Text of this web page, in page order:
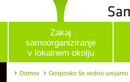
Zakaj
samoorganiziranje
v lokalnem okolju
Domov
Gosposko še vedno urejamo